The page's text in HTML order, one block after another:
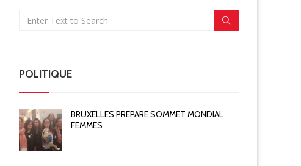
POLITIQUE
BRUXELLES PREPARE SOMMET MONDIAL
FEMMES